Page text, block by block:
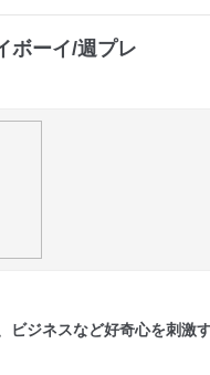
ボーイ/週プレ
ビジネスなど好奇心を刺激